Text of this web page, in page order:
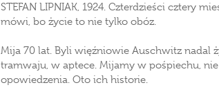
STEFAN LIPNIAK, 1924. Czterdzieści cztery
mówi, bo życie to nie tylko obóz.
Mija 70 lat. Byli więźniowie Auschwitz nadal
tramwaju, w aptece. Mijamy w pośpiechu,
opowiedzenia. Oto ich historie.